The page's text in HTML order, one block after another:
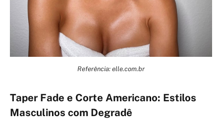
Referência: elle.com.br
Taper Fade e Corte Americano: Estilos
Masculinos com Degradê